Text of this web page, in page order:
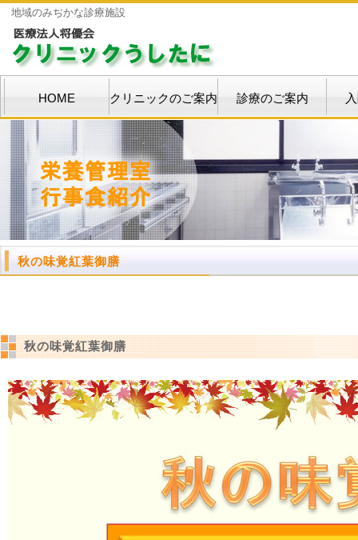
地域のみぢかな診療施設
HOME クリニックのご案内 診療のご案内
秋の味覚紅葉御膳
秋の味覚紅葉御膳